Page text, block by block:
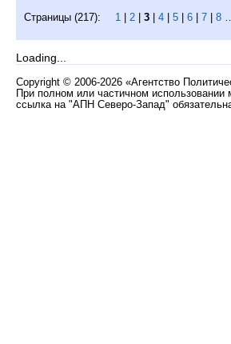
Страницы (217): 1 2 3 4 5 6 7 8
Loading...
Copyright © 2006-2026 «Агентство
При полном или частичном использовании
ссылка на "АПН Северо-Запад"